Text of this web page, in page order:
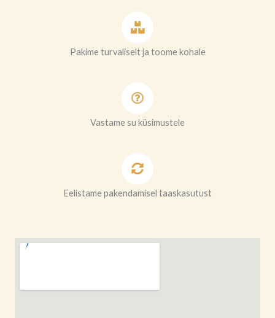
Pakime turvaliselt ja toome kohale
Vastame su küsimustele
Eelistame pakendamisel taaskasutust